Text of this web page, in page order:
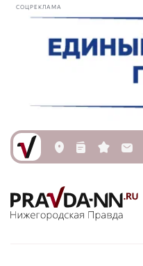
СОЦРЕКЛАМА
L n s M